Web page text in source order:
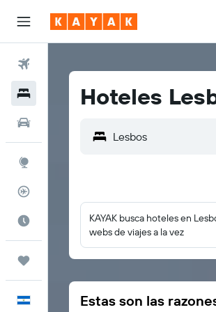
HotelesHoteles
KAYAK busca hoteles en
webs de viajes a la vez
Estas son las